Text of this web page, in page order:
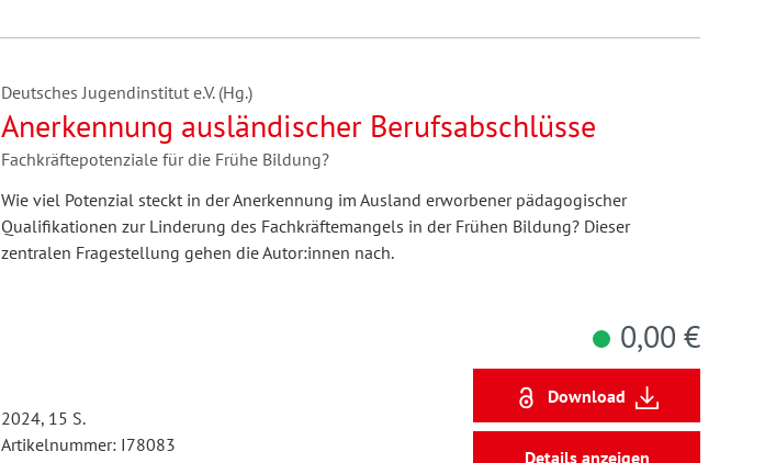
Deutsches Jugendinstitut e.V. (Hg.)
Anerkennung ausländischer Berufsabschlüsse
Fachkräftepotenziale für die Frühe Bildung?
Wie viel Potenzial steckt in der Anerkennung im Ausland erworbener pädagogischer
Qualifikationen zur Linderung des Fachkräftemangels in der Frühen Bildung? Dieser
zentralen Fragestellung gehen die Autor:innen nach.
2024, 15 S.
Artikelnummer: I78083
0,00 €
Download
Details anzeigen